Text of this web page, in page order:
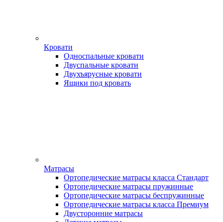
Кровати
Односпальные кровати
Двуспальные кровати
Двухъярусные кровати
Ящики под кровать
Матрасы
Ортопедические матрасы класса Стандарт
Ортопедические матрасы пружинные
Ортопедические матрасы беспружинные
Ортопедические матрасы класса Премиум
Двусторонние матрасы